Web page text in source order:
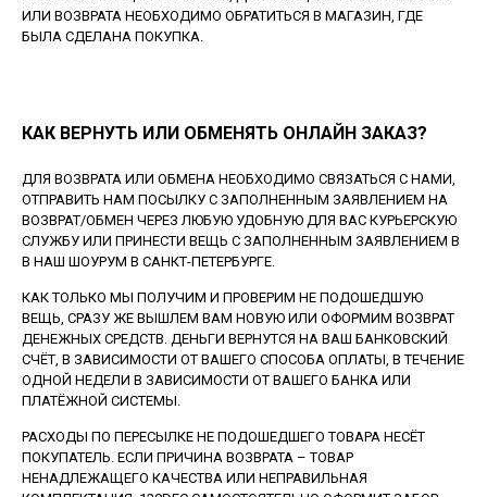
ИЛИ ВОЗВРАТА НЕОБХОДИМО ОБРАТИТЬСЯ В МАГАЗИН, ГДЕ
БЫЛА СДЕЛАНА ПОКУПКА.
КАК ВЕРНУТЬ ИЛИ ОБМЕНЯТЬ ОНЛАЙН ЗАКАЗ?
ДЛЯ ВОЗВРАТА ИЛИ ОБМЕНА НЕОБХОДИМО СВЯЗАТЬСЯ С НАМИ,
ОТПРАВИТЬ НАМ ПОСЫЛКУ С ЗАПОЛНЕННЫМ ЗАЯВЛЕНИЕМ НА
ВОЗВРАТ/ОБМЕН ЧЕРЕЗ ЛЮБУЮ УДОБНУЮ ДЛЯ ВАС КУРЬЕРСКУЮ
СЛУЖБУ ИЛИ ПРИНЕСТИ ВЕЩЬ С ЗАПОЛНЕННЫМ ЗАЯВЛЕНИЕМ В
В НАШ ШОУРУМ В САНКТ-ПЕТЕРБУРГЕ.
КАК ТОЛЬКО МЫ ПОЛУЧИМ И ПРОВЕРИМ НЕ ПОДОШЕДШУЮ
ВЕЩЬ, СРАЗУ ЖЕ ВЫШЛЕМ ВАМ НОВУЮ ИЛИ ОФОРМИМ ВОЗВРАТ
ДЕНЕЖНЫХ СРЕДСТВ. ДЕНЬГИ ВЕРНУТСЯ НА ВАШ БАНКОВСКИЙ
СЧЁТ, В ЗАВИСИМОСТИ ОТ ВАШЕГО СПОСОБА ОПЛАТЫ, В ТЕЧЕНИЕ
ОДНОЙ НЕДЕЛИ В ЗАВИСИМОСТИ ОТ ВАШЕГО БАНКА ИЛИ
ПЛАТЁЖНОЙ СИСТЕМЫ.
РАСХОДЫ ПО ПЕРЕСЫЛКЕ НЕ ПОДОШЕДШЕГО ТОВАРА НЕСЁТ
ПОКУПАТЕЛЬ. ЕСЛИ ПРИЧИНА ВОЗВРАТА – ТОВАР
НЕНАДЛЕЖАЩЕГО КАЧЕСТВА ИЛИ НЕПРАВИЛЬНАЯ